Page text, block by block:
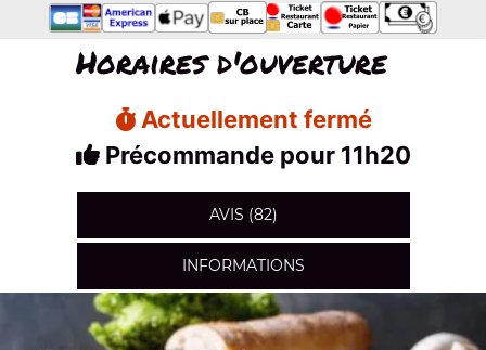
Horaires d'ouverture
Actuellement fermé
Précommande pour 11h20
AVIS (82)
INFORMATIONS